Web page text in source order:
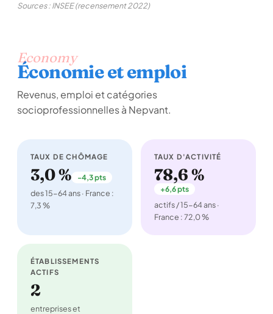
Sources : INSEE (recensement 2022)
Economy
Économie et emploi
Revenus, emploi et catégories
socioprofessionnelles à Nepvant.
TAUX DE CHÔMAGE
3,0 % -4,3 pts
des 15-64 ans · France :
7,3 %
TAUX D'ACTIVITÉ
78,6 %
+6,6 pts
actifs / 15-64 ans ·
France : 72,0 %
ÉTABLISSEMENTS
ACTIFS
2
entreprises et